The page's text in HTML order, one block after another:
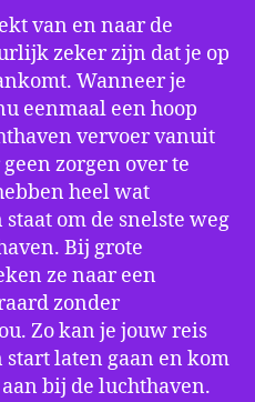
van en naar de
zeker zijn dat je op
Wanneer je
eenmaal een hoop
vervoer vanuit
zorgen over te
heel wat
om de snelste weg
Bij grote
ze naar een
zonder
Zo kan je jouw reis
laten gaan en kom
bij de luchthaven.